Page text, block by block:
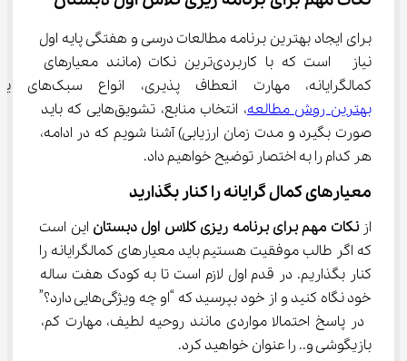
برای ایجاد بهترین برنامه مطالعات درسی و هفتگی پایه اول
نیاز  است که با کاربردی‌ترین نکات (مانند معیارهای
کمالگرایانه، مهارت انعطاف پذیری، انواع سبک‌های یادگیری،
بهترین روش مطالعه
، انتخاب منابع، تشویق‌هایی که باید
صورت بگیرد و مدت زمان ارزیابی) آشنا شویم که در ادامه،
هر کدام را به اختصار توضیح خواهیم داد.
معیار‌های کمال گرایانه را کنار بگذارید
از نکات مهم برای برنامه ریزی کلاس اول دبستان این است
که اگر طالب موفقیت هستیم باید معیار‌های کمالگرایانه را
کنار بگذاریم. در قدم اول لازم است تا به کودک هفت ساله
خود نگاه کنید و از خود بپرسید که “او چه ویژگی‌هایی دارد؟”
در پاسخ احتمالا مواردی مانند روحیه لطیف، مهارت کم،
بازیگوشی و.. را عنوان خواهید کرد.